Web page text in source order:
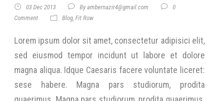
03 Dec 2013 Byambernazir4@gmail.com
0
Comment
Blog Fit Row
Lorem ipsum dolor sit amet, consectetur adipisici elit,
sed eiusmod tempor incidunt ut labore et dolore
magna aliqua. Idque Caesaris facere voluntate liceret:
sese habere. Magna pars studiorum, prodita